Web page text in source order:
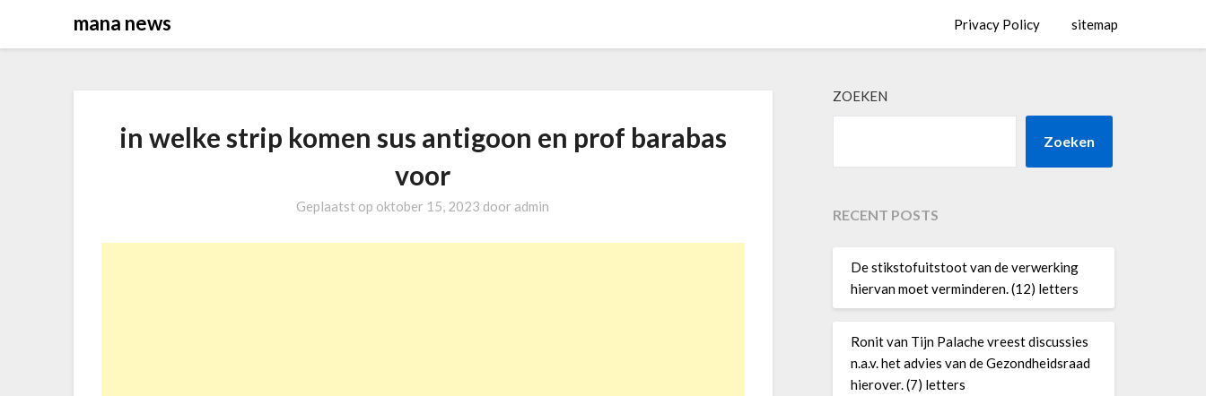
mana news Privacy Policy sitemap
in welke strip komen sus antigoon en prof barabas
voor
Geplaatst op oktober 15, 2023 door admin
ZOEKEN
Zoeken
RECENT POSTS
De stikstofuitstoot van de verwerking
hiervan moet verminderen. (12) letters
Ronit van Tijn Palache vreest discussies
n.a.v. het advies van de Gezondheidsraad
hierover. (7) letters